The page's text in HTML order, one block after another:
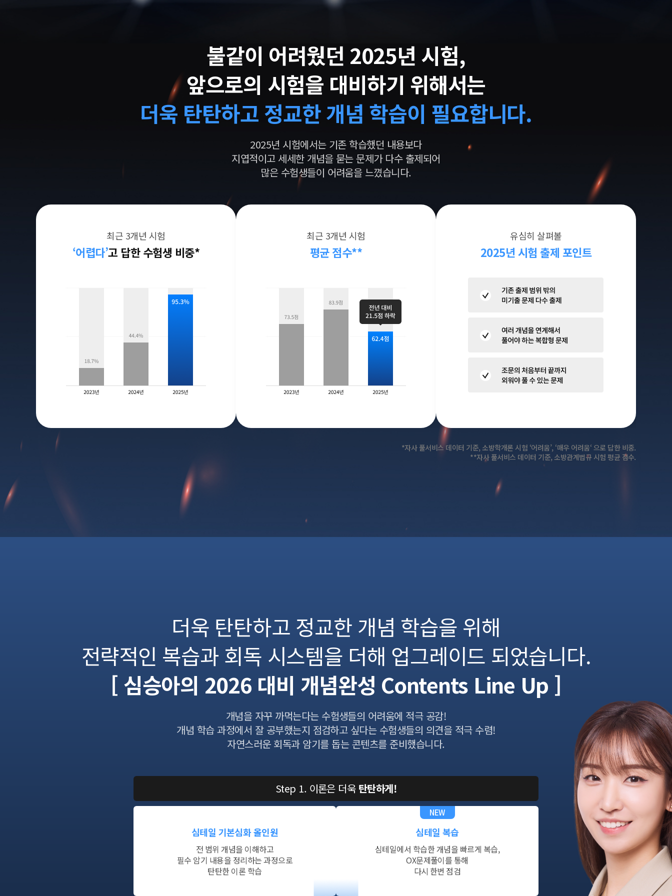
불같이 어려웠던 2025년 시험,
앞으로의 시험을 대비하기 위해서는
더욱 탄탄하고 정교한개념 학습이 필요합니다.
2025년 시험에서는 기존 학습했던 내용보다
지엽적이고 세세한 개념을 묻는 문제가 다수 출제되어
많은 수험생들이 어려움을 느꼈습니다.
최근 3개년 시험
‘어렵다’고 답한 수험생 비중*
최근 3개년 시험
평균 점수**
유심히 살펴볼
2025년 시험 출제 포인트
*자사 풀서비스 데이터 기준, 소방학개론 시험 ‘어려움’, ‘매우 어려움‘ 으로 답한 비중.
**자사 풀서비스 데이터 기준, 소방관계법규 시험 평균 점수.
더욱 탄탄하고 정교한 개념 학습을 위해
전략적인 복습과 회독 시스템을 더해 업그레이드 되었습니다.
[ 심승아의 2026 대비 개념완성 Contents Line Up ]
개념을 자꾸 까먹는다는 수험생들의 어려움에 적극 공감!
개념 학습 과정에서 잘 공부했는지 점검하고 싶다는 수험생들의 의견을 적극 수렴!
자연스러운 회독과 암기를 돕는 콘텐츠를 준비했습니다.
Step 1. 이론은 더욱 탄탄하게!
심테일 기본심화 올인원
전 범위 개념을 이해하고
필수 암기 내용을 정리하는 과정으로
탄탄한 이론 학습
NEW
심테일 복습
심테일에서 학습한 개념을 빠르게 복습,
OX문제풀이를 통해
다시 한번 점검